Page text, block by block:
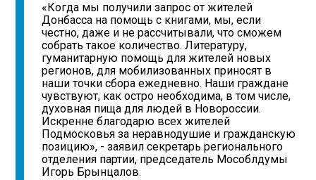
«Когда мы получили запрос от жителей
Донбасса на помощь с книгами, мы, если
честно, даже и не рассчитывали, что сможем
собрать такое количество. Литературу,
гуманитарную помощь для жителей новых
регионов, для мобилизованных приносят в
наши точки сбора ежедневно. Наши граждане
чувствуют, как остро необходима, в том числе,
духовная пища для людей в Новороссии.
Искренне благодарю всех жителей
Подмосковья за неравнодушие и гражданскую
позицию», - заявил секретарь регионального
отделения партии, председатель Мособлдумы
Игорь Брынцалов.